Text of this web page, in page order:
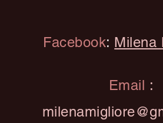
Facebook: Milena
Email :